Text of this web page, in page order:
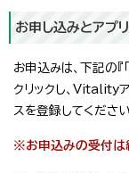
お申し込みとアプ
お申込みは、下記の
クリックし、Vitality
スを登録してください
※お申込みの受付は